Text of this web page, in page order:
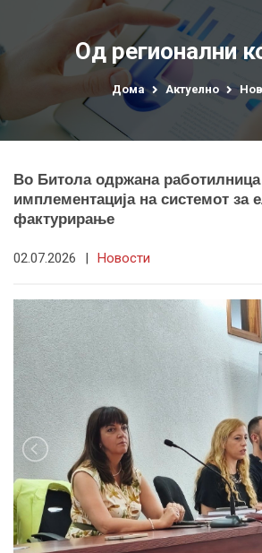
Од регионални
Дома Актуелно
Во Битола одржана работилница
имплементација на системот за
фактурирање
02.07.2026 | Новости